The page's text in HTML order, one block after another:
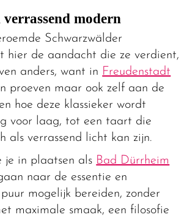
modern
Schwarzwälder
hier de aandacht die ze verdient,
anders, want in Freudenstadt
proeven maar ook zelf aan de
hoe deze klassieker wordt
voor laag, tot een taart die
als verrassend licht kan zijn.
je in plaatsen als Bad Dürrheim
naar de essentie en
mogelijk bereiden, zonder
maximale smaak, een filosofie